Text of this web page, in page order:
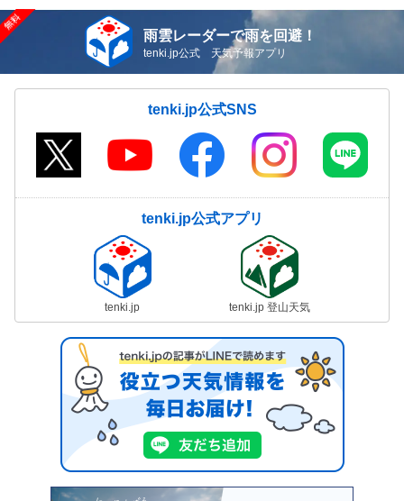
雨雲レーダーで雨を回避！
tenki.jp公式 天気予報アプリ
tenki.jp公式SNS
tenki.jp公式アプリ
tenki.jp tenki.jp 登山天気